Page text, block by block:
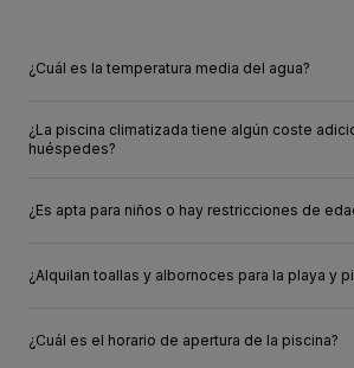
¿Cuál es la temperatura media del agua?
¿La piscina climatizada tiene algún coste
huéspedes?
¿Es apta para niños o hay restricciones de
¿Alquilan toallas y albornoces para la playa y
¿Cuál es el horario de apertura de la piscina?